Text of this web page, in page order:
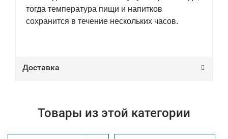
тогда температура пищи и напитков
сохранится в течение нескольких часов.
Доставка
Товары из этой категории